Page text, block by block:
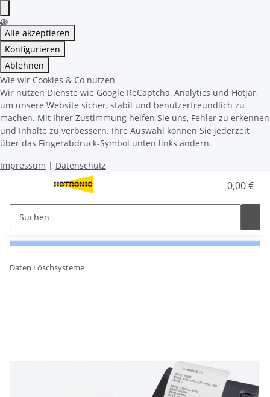
Alle akzeptieren
Konfigurieren
Ablehnen
Wie wir Cookies & Co nutzen
Wir nutzen Dienste wie Google ReCaptcha, Analytics und Hotjar,
um unsere Website sicher, stabil und benutzerfreundlich zu
machen. Mit Ihrer Zustimmung helfen Sie uns, Fehler zu erkennen
und Inhalte zu verbessern. Ihre Auswahl können Sie jederzeit
über das Fingerabdruck-Symbol unten links ändern.
Impressum | Datenschutz
0,00 €
Daten Löschsysteme